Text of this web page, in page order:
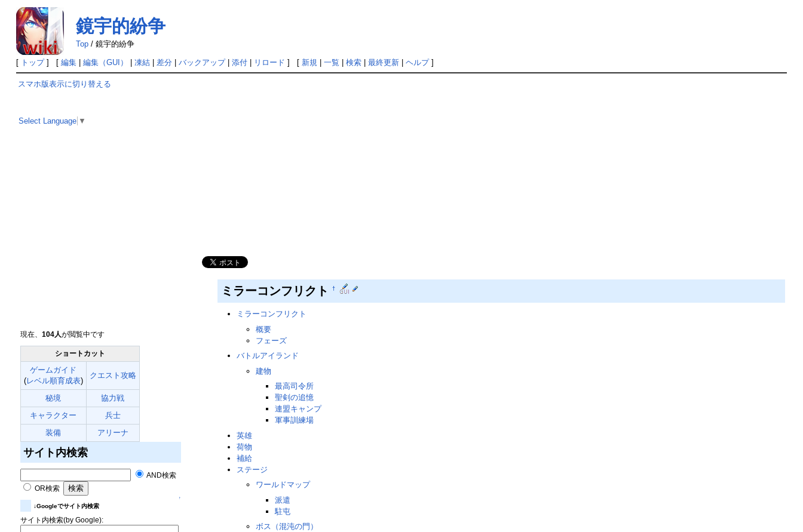
鏡宇的紛争
Top/ 鏡宇的紛争
[ トップ] [ 編集| 編集（GUI） 凍結| 差分| バックアップ| 添付| リロード ] [ 新規| 一覧 検索| 最終更新| ヘルプ]
スマホ版表示に切り替える
Select Language ▼
現在、 104人が閲覧中です
ショートカット
ゲームガイド
(レベル順育成表)
クエスト攻略
秘境
協力戦
キャラクター
兵士
装備
アリーナ
サイト内検索
AND検索
OR検索
↑
↓Googleでサイト内検索
サイト内検索(by Google):
ミラーコンフリクト †
ミラーコンフリクト
概要
フェーズ
バトルアイランド
建物
最高司令所
聖剣の追憶
連盟キャンプ
軍事訓練場
英雄
荷物
補給
ステージ
ワールドマップ
派遣
駐屯
ボス（混沌の門）